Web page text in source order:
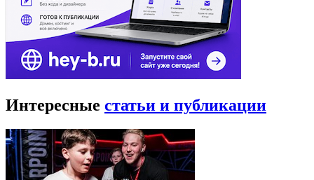
Интересные статьи и публикации